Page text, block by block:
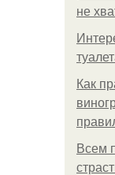
не
Как
Всем